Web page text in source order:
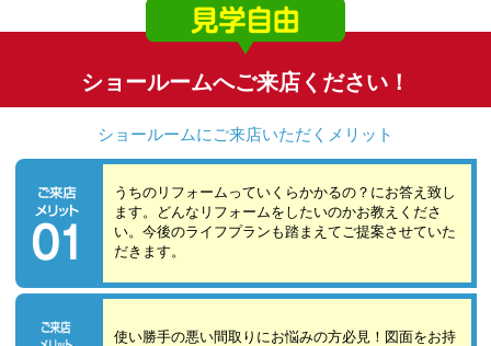
ショールームへご来店ください！
ショールームにご来店いただくメリット
うちのリフォームっていくらかかるの？にお答え致し
ます。どんなリフォームをしたいのかお教えくださ
い。今後のライフプランも踏まえてご提案させていた
だきます。
使い勝手の悪い間取りにお悩みの方必見！図面をお持